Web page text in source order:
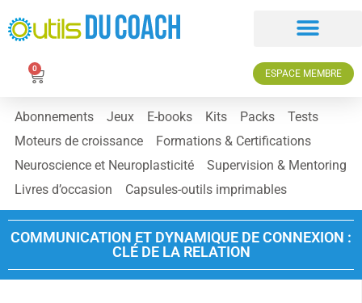
0 ESPACE MEMBRE
Abonnements Jeux E-books Kits Packs
Tests
Moteurs de croissance
Formations & Certifications
Neuroscience et Neuroplasticité
Supervision & Mentoring
Livres d’occasion
Capsules-outils imprimables
COMMUNICATION ET DYNAMIQUE DE CONNEXION :
CLÉ DE LA RELATION